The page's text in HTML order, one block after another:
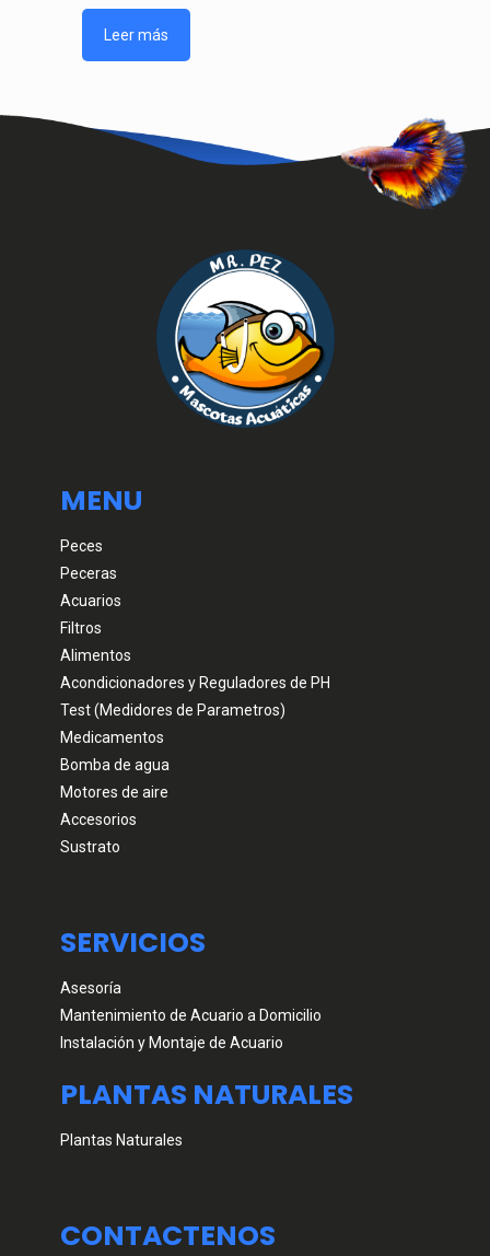
Leer más
MENU
Peces
Peceras
Acuarios
Filtros
Alimentos
Acondicionadores y Reguladores de PH
Test (Medidores de Parametros)
Medicamentos
Bomba de agua
Motores de aire
Accesorios
Sustrato
SERVICIOS
Asesoría
Mantenimiento de Acuario a Domicilio
Instalación y Montaje de Acuario
PLANTAS NATURALES
Plantas Naturales
CONTACTENOS